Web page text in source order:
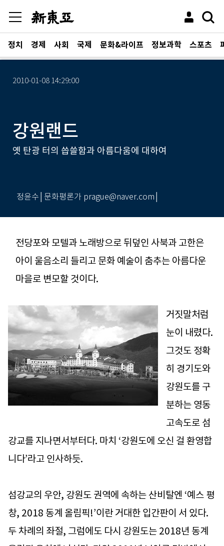
정치 경제 사회 국제 문화&라이프 정보과학 스포츠
2010-01-08 14:29:00
강원랜드
옛 탄광 터의 씁쓸함과 아름다움에 대하여
정윤수│문화평론가 prague@naver.com│
전당포와 모텔과 노래방으로 뒤덮인 사북과 고한은
아이 울음소리 들리고 문화 예술이 춤추는 아름다운
마을로 변모할 것이다.
거짓말처럼
눈이 내렸다.
그것도 정확
히 경기도와
강원도를 구
분하는 영동
고속도로 섬
강교를 지나면서부터다. 마치 ‘강원도에 오신 걸 환영합
니다’라고 인사하듯.
섬강교의 우안, 강원도 권역에 속하는 산비탈엔 ‘예스 평
창, 2018 동계 올림픽!’이란 거대한 입간판이 서 있다.
두 차례의 좌절, 그럼에도 다시 강원도는 2018년 동계